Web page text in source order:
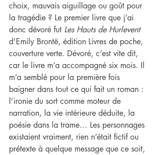
choix, mauvais aiguillage ou goût pour
la tragédie ? Le premier livre que j’ai
donc dévoré fut Les Hauts de Hurlevent
d’Emily Brontë, édition Livres de poche,
couverture verte. Dévoré, c’est vite dit,
car le livre m’a accompagné six mois. Il
m’a semblé pour la première fois
baigner dans tout ce qui fait un roman :
l’ironie du sort comme moteur de
narration, la vie intérieure déduite, la
poésie dans la trame… Les personnages
existaient vraiment, rien n’était fictif ou
prétexte à quelque message que ce soit,